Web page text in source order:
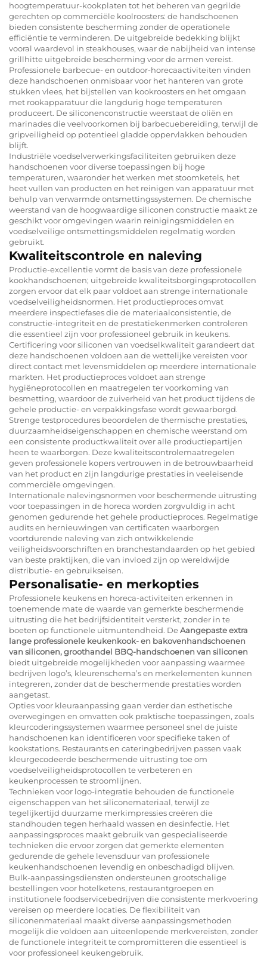
hoogtemperatuur-kookplaten tot het beheren van gegrilde
gerechten op commerciële koolroosters: de handschoenen
bieden consistente bescherming zonder de operationele
efficiëntie te verminderen. De uitgebreide bedekking blijkt
vooral waardevol in steakhouses, waar de nabijheid van intense
grillhitte uitgebreide bescherming voor de armen vereist.
Professionele barbecue- en outdoor-horecaactiviteiten vinden
deze handschoenen onmisbaar voor het hanteren van grote
stukken vlees, het bijstellen van kookroosters en het omgaan
met rookapparatuur die langdurig hoge temperaturen
produceert. De siliconenconstructie weerstaat de oliën en
marinades die veelvoorkomen bij barbecuebereiding, terwijl de
gripveiligheid op potentieel gladde oppervlakken behouden
blijft.
Industriële voedselverwerkingsfaciliteiten gebruiken deze
handschoenen voor diverse toepassingen bij hoge
temperaturen, waaronder het werken met stoomketels, het
heet vullen van producten en het reinigen van apparatuur met
behulp van verwarmde ontsmettingssystemen. De chemische
weerstand van de hoogwaardige siliconen constructie maakt ze
geschikt voor omgevingen waarin reinigingsmiddelen en
voedselveilige ontsmettingsmiddelen regelmatig worden
gebruikt.
Kwaliteitscontrole en naleving
Productie-excellentie vormt de basis van deze professionele
kookhandschoenen; uitgebreide kwaliteitsborgingsprotocollen
zorgen ervoor dat elk paar voldoet aan strenge internationale
voedselveiligheidsnormen. Het productieproces omvat
meerdere inspectiefases die de materiaalconsistentie, de
constructie-integriteit en de prestatiekenmerken controleren
die essentieel zijn voor professioneel gebruik in keukens.
Certificering voor siliconen van voedselkwaliteit garandeert dat
deze handschoenen voldoen aan de wettelijke vereisten voor
direct contact met levensmiddelen op meerdere internationale
markten. Het productieproces voldoet aan strenge
hygiëneprotocollen en maatregelen ter voorkoming van
besmetting, waardoor de zuiverheid van het product tijdens de
gehele productie- en verpakkingsfase wordt gewaarborgd.
Strenge testprocedures beoordelen de thermische prestaties,
duurzaamheidseigenschappen en chemische weerstand om
een consistente productkwaliteit over alle productiepartijen
heen te waarborgen. Deze kwaliteitscontrolemaatregelen
geven professionele kopers vertrouwen in de betrouwbaarheid
van het product en zijn langdurige prestaties in veeleisende
commerciële omgevingen.
Internationale nalevingsnormen voor beschermende uitrusting
voor toepassingen in de horeca worden zorgvuldig in acht
genomen gedurende het gehele productieproces. Regelmatige
audits en hernieuwingen van certificaten waarborgen
voortdurende naleving van zich ontwikkelende
veiligheidsvoorschriften en branchestandaarden op het gebied
van beste praktijken, die van invloed zijn op wereldwijde
distributie- en gebruikseisen.
Personalisatie- en merkopties
Professionele keukens en horeca-activiteiten erkennen in
toenemende mate de waarde van gemerkte beschermende
uitrusting die het bedrijfsidentiteit versterkt, zonder in te
boeten op functionele uitmuntendheid. DeAangepaste extra
lange professionele keukenkook- en bakovenhandschoenen
van siliconen, groothandel BBQ-handschoenen van siliconen
biedt uitgebreide mogelijkheden voor aanpassing waarmee
bedrijven logo’s, kleurenschema’s en merkelementen kunnen
integreren, zonder dat de beschermende prestaties worden
aangetast.
Opties voor kleuraanpassing gaan verder dan esthetische
overwegingen en omvatten ook praktische toepassingen, zoals
kleurcoderingssystemen waarmee personeel snel de juiste
handschoenen kan identificeren voor specifieke taken of
kookstations. Restaurants en cateringbedrijven passen vaak
kleurgecodeerde beschermende uitrusting toe om
voedselveiligheidsprotocollen te verbeteren en
keukenprocessen te stroomlijnen.
Technieken voor logo-integratie behouden de functionele
eigenschappen van het siliconemateriaal, terwijl ze
tegelijkertijd duurzame merkimpressies creëren die
standhouden tegen herhaald wassen en desinfectie. Het
aanpassingsproces maakt gebruik van gespecialiseerde
technieken die ervoor zorgen dat gemerkte elementen
gedurende de gehele levensduur van professionele
keukenhandschoenen levendig en onbeschadigd blijven.
Bulk-aanpassingsdiensten ondersteunen grootschalige
bestellingen voor hotelketens, restaurantgroepen en
institutionele foodservicebedrijven die consistente merkvoering
vereisen op meerdere locaties. De flexibiliteit van
siliconenmateriaal maakt diverse aanpassingsmethoden
mogelijk die voldoen aan uiteenlopende merkvereisten, zonder
de functionele integriteit te compromitteren die essentieel is
voor professioneel keukengebruik.